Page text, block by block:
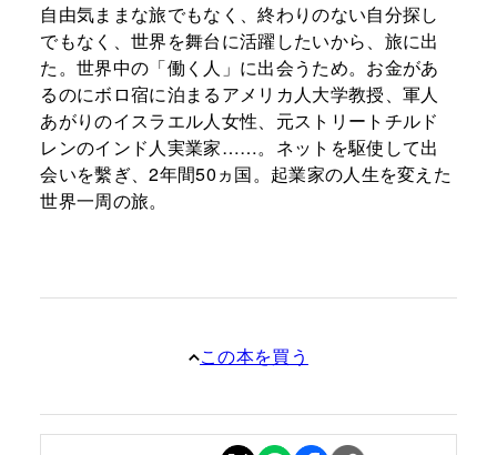
自由気ままな旅でもなく、終わりのない自分探し
でもなく、世界を舞台に活躍したいから、旅に出
た。世界中の「働く人」に出会うため。お金があ
るのにボロ宿に泊まるアメリカ人大学教授、軍人
あがりのイスラエル人女性、元ストリートチルド
レンのインド人実業家……。ネットを駆使して出
会いを繫ぎ、2年間50ヵ国。起業家の人生を変えた
世界一周の旅。
この本を買う